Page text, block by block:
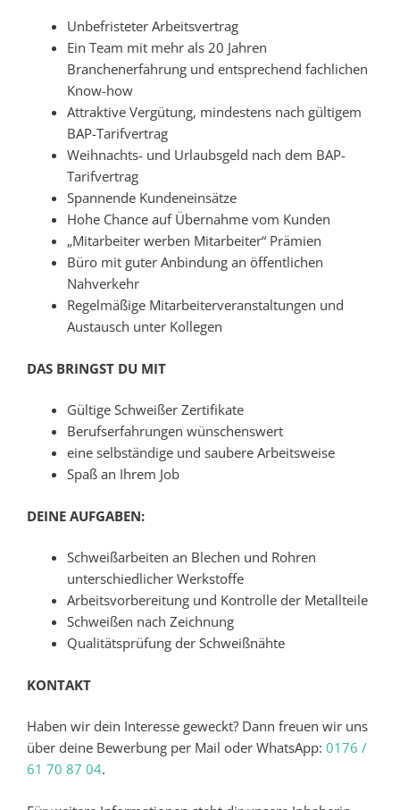
Unbefristeter Arbeitsvertrag
Ein Team mit mehr als 20 Jahren
Branchenerfahrung und entsprechend fachlichen
Know-how
Attraktive Vergütung, mindestens nach gültigem
BAP-Tarifvertrag
Weihnachts- und Urlaubsgeld nach dem BAP-
Tarifvertrag
Spannende Kundeneinsätze
Hohe Chance auf Übernahme vom Kunden
„Mitarbeiter werben Mitarbeiter“ Prämien
Büro mit guter Anbindung an öffentlichen
Nahverkehr
Regelmäßige Mitarbeiterveranstaltungen und
Austausch unter Kollegen
DAS BRINGST DU MIT
Gültige Schweißer Zertifikate
Berufserfahrungen wünschenswert
eine selbständige und saubere Arbeitsweise
Spaß an Ihrem Job
DEINE AUFGABEN:
Schweißarbeiten an Blechen und Rohren
unterschiedlicher Werkstoffe
Arbeitsvorbereitung und Kontrolle der Metallteile
Schweißen nach Zeichnung
Qualitätsprüfung der Schweißnähte
KONTAKT
Haben wir dein Interesse geweckt? Dann freuen wir uns
über deine Bewerbung per Mail oder WhatsApp: 0176 /
61 70 87 04.